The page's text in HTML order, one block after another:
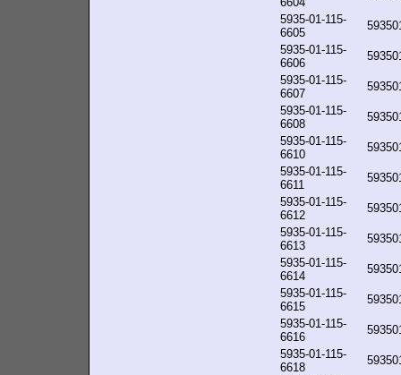
5935-01-115-
6605
5935-01-115-
6606
5935-01-115-
6607
5935-01-115-
6608
5935-01-115-
6610
5935-01-115-
6611
5935-01-115-
6612
5935-01-115-
6613
5935-01-115-
6614
5935-01-115-
6615
5935-01-115-
6616
5935-01-115-
6618